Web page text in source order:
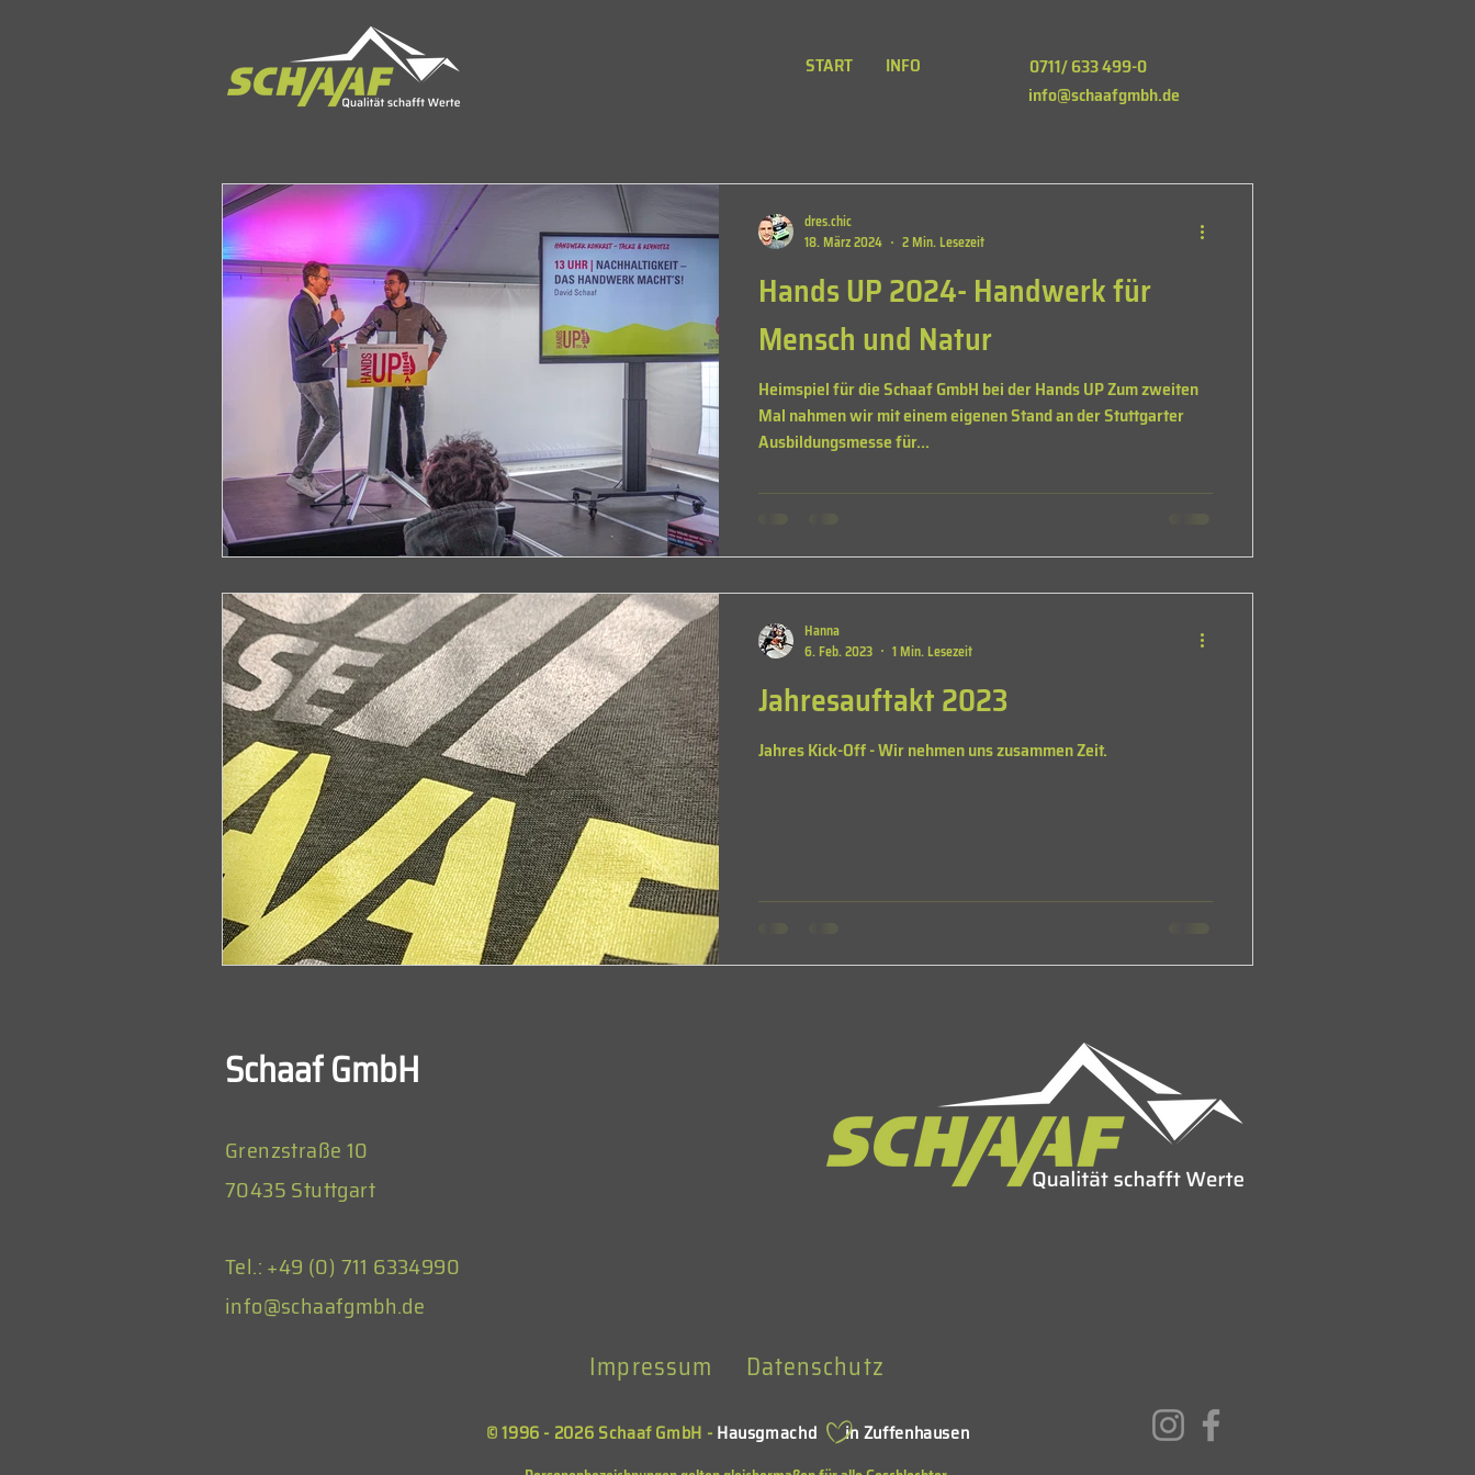
START INFO
0711/ 633 499-0
info@schaafgmbh.de
Hands UP 2024- Handwerk für
Mensch und Natur
Heimspiel für die Schaaf GmbH bei der Hands UP Zum zweiten
Mal nahmen wir mit einem eigenen Stand an der Stuttgarter
Ausbildungsmesse für...
dres.chic
18. März 2024
2 Min. Lesezeit
Jahresauftakt 2023
Jahres Kick-Off - Wir nehmen uns zusammen Zeit.
Hanna
6. Feb. 2023
1 Min. Lesezeit
Schaaf GmbH
Grenzstraße 10
70435 Stuttgart
Tel.: +49 (0) 711 6334990
info@schaafgmbh.de
Impressum Datenschutz
© 1996 - 2026 Schaaf GmbH - Hausgmachd in Zuffenhausen